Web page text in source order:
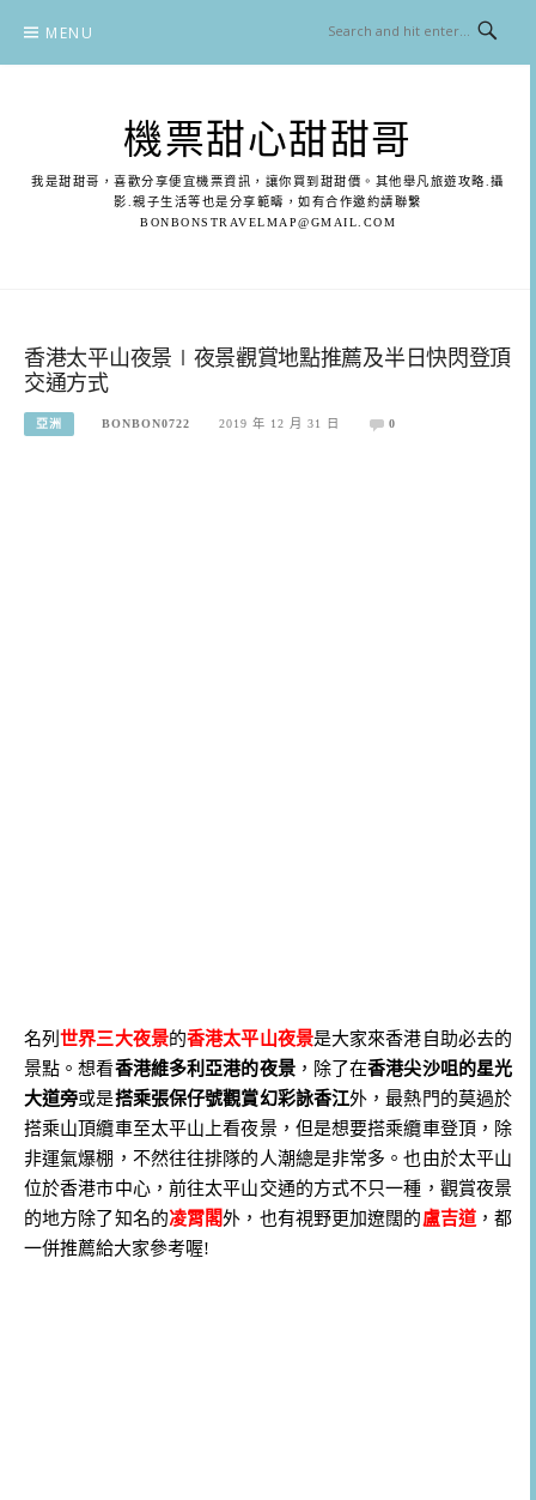
content
MENU
機票甜心甜甜哥
我是甜甜哥，喜歡分享便宜機票資訊，讓你買到甜甜價。其他舉凡旅遊攻略.攝
影.親子生活等也是分享範疇，如有合作邀約請聯繫
BONBONSTRAVELMAP@GMAIL.COM
香港太平山夜景∣夜景觀賞地點推薦及半日快閃登頂
交通方式
亞洲 BONBON0722 2019 年 12 月 31 日 0
名列世界三大夜景的香港太平山夜景是大家來香港自助必去的
景點。想看香港維多利亞港的夜景，除了在香港尖沙咀的星光
大道旁或是搭乘張保仔號觀賞幻彩詠香江外，最熱門的莫過於
搭乘山頂纜車至太平山上看夜景，但是想要搭乘纜車登頂，除
非運氣爆棚，不然往往排隊的人潮總是非常多。也由於太平山
位於香港市中心，前往太平山交通的方式不只一種，觀賞夜景
的地方除了知名的凌霄閣外，也有視野更加遼闊的盧吉道，都
一併推薦給大家參考喔!